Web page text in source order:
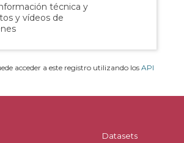
técnica y
y vídeos de
acceder a este registro utilizando los API
Datasets